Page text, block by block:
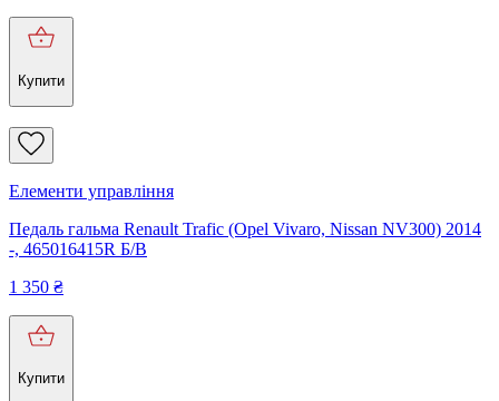
Купити
Елементи управління
Педаль гальма Renault Trafic (Opel Vivaro, Nissan NV300) 2014
-, 465016415R Б/В
1 350 ₴
Купити